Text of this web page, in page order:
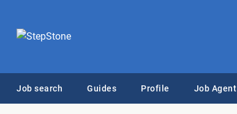
Job search Guides Profile Job Agent